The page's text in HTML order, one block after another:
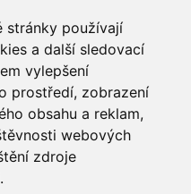
stránky používají
a další sledovací
vylepšení
prostředí, zobrazení
obsahu a reklam,
webových
zdroje